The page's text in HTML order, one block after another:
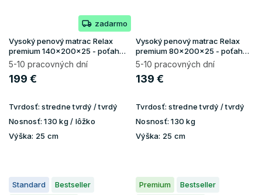
zadarmo
Vysoký penový matrac Relax
premium 140x200x25 - poťah
Lavender
5-10 pracovných dní
199 €
Tvrdosť: stredne tvrdý / tvrdý
Nosnosť: 130 kg / lôžko
Výška: 25 cm
Vysoký penový matrac Relax
premium 80x200x25 - poťah
Lavender
5-10 pracovných dní
139 €
Tvrdosť: stredne tvrdý / tvrdý
Nosnosť: 130 kg
Výška: 25 cm
Standard
Bestseller
Premium
Bestseller